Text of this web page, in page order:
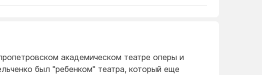
академическом театре оперы и
был "ребенком" театра, который еще